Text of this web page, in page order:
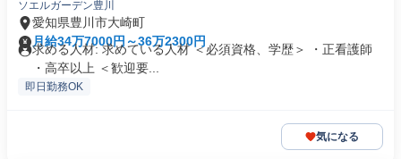
ソエルガーデン豊川
愛知県豊川市大崎町
月給34万7000円～36万2300円
求める人材: 求めている人材 ＜必須資格、学歴＞ ・正看護師
・高卒以上 ＜歓迎要...
即日勤務OK
気になる